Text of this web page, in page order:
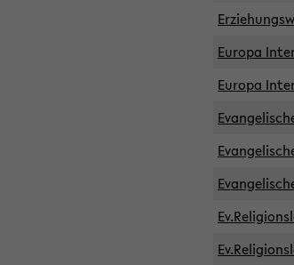
Europa
Europa